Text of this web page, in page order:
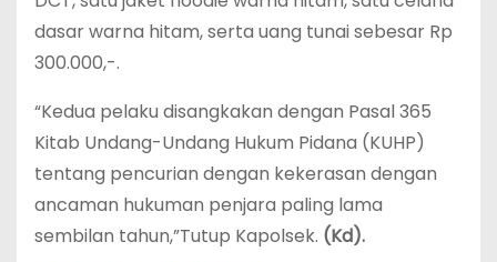
dasar warna hitam, serta uang tunai sebesar Rp
300.000,-.
“Kedua pelaku disangkakan dengan Pasal 365
Kitab Undang-Undang Hukum Pidana (KUHP)
tentang pencurian dengan kekerasan dengan
ancaman hukuman penjara paling lama
sembilan tahun,”Tutup Kapolsek. (Kd).